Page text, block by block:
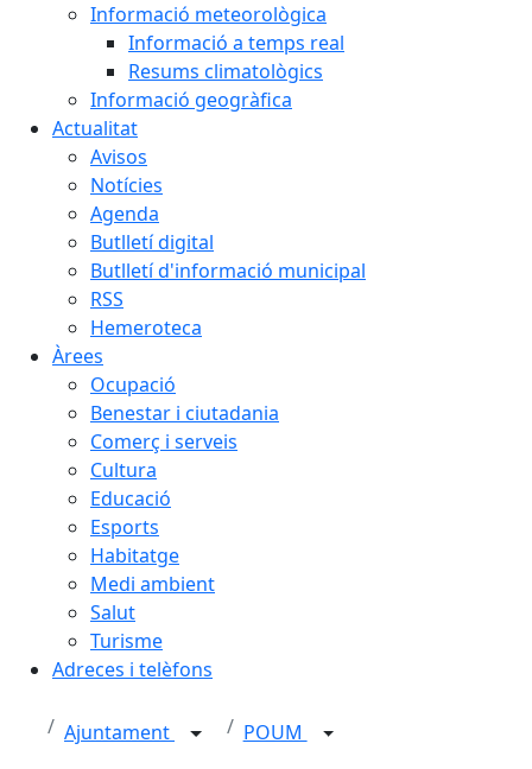
Informació meteorològica
Informació a temps real
Resums climatològics
Informació geogràfica
Actualitat
Avisos
Notícies
Agenda
Butlletí digital
Butlletí d'informació municipal
RSS
Hemeroteca
Àrees
Ocupació
Benestar i ciutadania
Comerç i serveis
Cultura
Educació
Esports
Habitatge
Medi ambient
Salut
Turisme
Adreces i telèfons
Ajuntament POUM